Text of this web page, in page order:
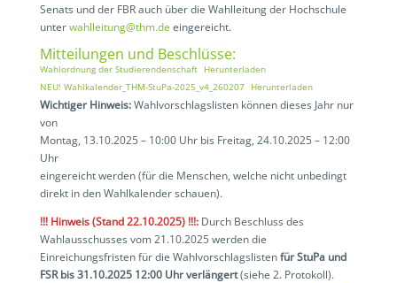
Senats und der FBR auch über die Wahlleitung der Hochschule
unterwahlleitung@thm.de eingereicht.
Mitteilungen und Beschlüsse:
Wahlordnung der Studierendenschaft
Herunterladen
NEU! Wahlkalender_THM-StuPa-2025_v4_260207
Herunterladen
Wichtiger Hinweis:Wahlvorschlagslisten können dieses Jahr nur
von
Montag, 13.10.2025 – 10:00 Uhr bis Freitag, 24.10.2025 – 12:00
Uhr
eingereicht werden (für die Menschen, welche nicht unbedingt
direkt in den Wahlkalender schauen).
!!! Hinweis (Stand 22.10.2025) !!!:Durch Beschluss des
Wahlausschusses vom 21.10.2025 werden die
Einreichungsfristen für die Wahlvorschlagslistenfür StuPa und
FSR bis 31.10.2025 12:00 Uhr verlängert(siehe 2. Protokoll).